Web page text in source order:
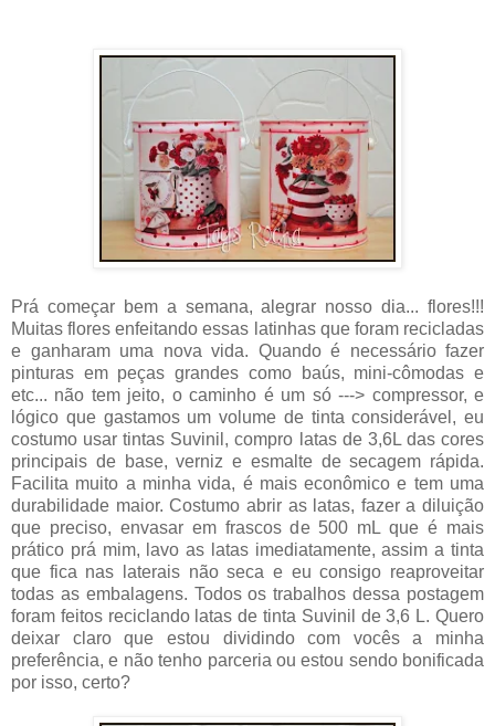
Prá começar bem a semana, alegrar nosso dia... flores!!!
Muitas flores enfeitando essas latinhas que foram recicladas
e ganharam uma nova vida. Quando é necessário fazer
pinturas em peças grandes como baús, mini-cômodas e
etc... não tem jeito, o caminho é um só ---> compressor, e
lógico que gastamos um volume de tinta considerável, eu
costumo usar tintas Suvinil, compro latas de 3,6L das cores
principais de base, verniz e esmalte de secagem rápida.
Facilita muito a minha vida, é mais econômico e tem uma
durabilidade maior. Costumo abrir as latas, fazer a diluição
que preciso, envasar em frascos de 500 mL que é mais
prático prá mim, lavo as latas imediatamente, assim a tinta
que fica nas laterais não seca e eu consigo reaproveitar
todas as embalagens. Todos os trabalhos dessa postagem
foram feitos reciclando latas de tinta Suvinil de 3,6 L. Quero
deixar claro que estou dividindo com vocês a minha
preferência, e não tenho parceria ou estou sendo bonificada
por isso, certo?